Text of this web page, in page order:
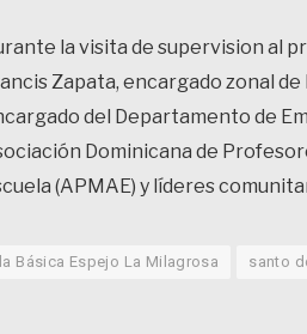
la visita de supervision al
Zapata, encargado zonal
del Departamento de
Dominicana de
(APMAE) y líderes
Básica Espejo La Milagrosa santo